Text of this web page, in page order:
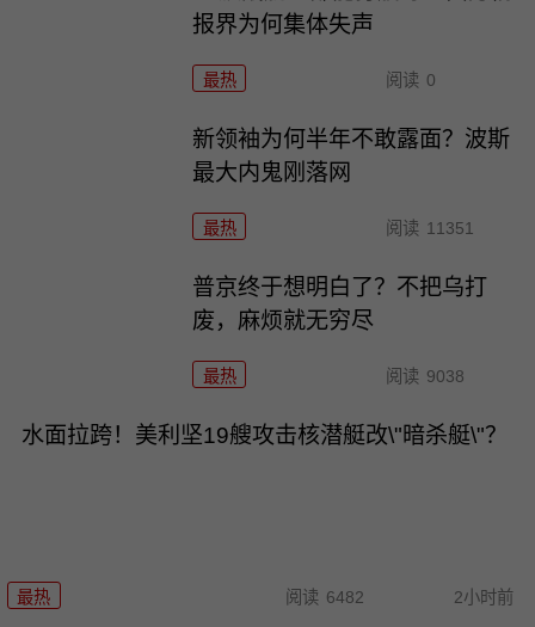
报界为何集体失声
最热 阅读 0
新领袖为何半年不敢露面？波斯
最大内鬼刚落网
最热 阅读 11351
普京终于想明白了？不把乌打
废，麻烦就无穷尽
最热 阅读 9038
水面拉跨！美利坚19艘攻击核潜艇改\"暗杀艇\"？
最热 阅读 6482 2小时前